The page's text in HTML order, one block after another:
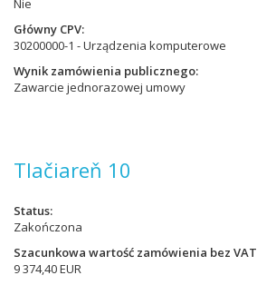
Nie
Główny CPV
30200000-1 - Urządzenia komputerowe
Wynik zamówienia publicznego
Zawarcie jednorazowej umowy
Tlačiareň 10
Status
Zakończona
Szacunkowa wartość zamówienia bez VAT
9 374,40 EUR